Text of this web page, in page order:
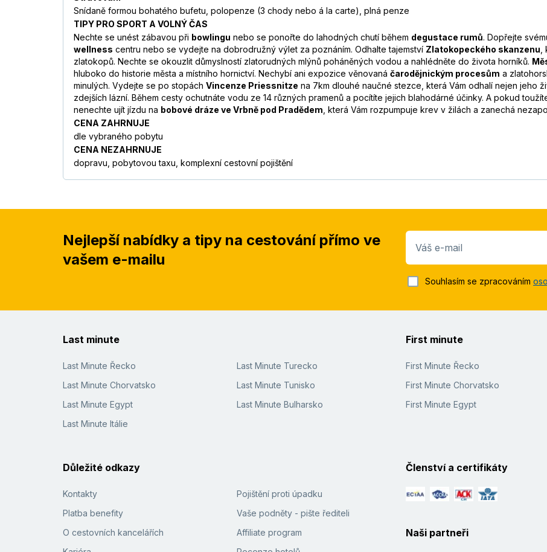
Snídaně formou bohatého bufetu, polopenze (3 chody nebo á la carte), plná penze
TIPY PRO SPORT A VOLNÝ ČAS
Nechte se unést zábavou při bowlingu nebo se ponořte do lahodných chutí během degustace rumů. Dopřejte
wellness centru nebo se vydejte na dobrodružný výlet za poznáním. Odhalte tajemství Zlatokopeckého skanzenu
zlatokopů. Nechte se okouzlit důmyslností zlatorudných mlýnů poháněných vodou a nahlédněte do života horníků.
hluboko do historie města a místního hornictví. Nechybí ani expozice věnovaná čarodějnickým procesům a
minulých. Vydejte se po stopách Vincenze Priessnitze na 7km dlouhé naučné stezce, která Vám odhalí nejen jeho
zdejších lázní. Během cesty ochutnáte vodu ze 14 různých pramenů a pocítíte jejich blahodárné účinky. A pokud
nenechte ujít jízdu na bobové dráze ve Vrbně pod Pradědem , která Vám rozpumpuje krev v žilách a zanechá
CENA ZAHRNUJE
dle vybraného pobytu
CENA NEZAHRNUJE
dopravu, pobytovou taxu, komplexní cestovní pojištění
Nejlepší nabídky a tipy na cestování přímo ve
vašem e-mailu
Váš e-mail
Souhlasím se zpracováním
Last minute
Last Minute Řecko
Last Minute Chorvatsko
Last Minute Egypt
Last Minute Itálie
Last Minute Turecko
Last Minute Tunisko
Last Minute Bulharsko
First minute
First Minute Řecko
First Minute Chorvatsko
First Minute Egypt
Důležité odkazy
Kontakty
Platba benefity
O cestovních kancelářích
Pojištění proti úpadku
Vaše podněty - pište řediteli
Affiliate program
Členství a certifikáty
Naši partneři